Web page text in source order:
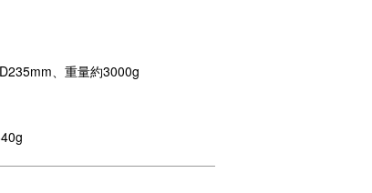
、重量約3000g